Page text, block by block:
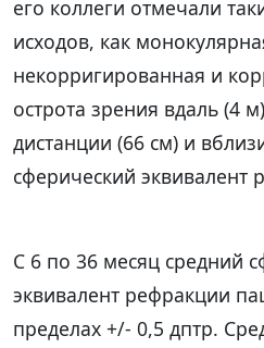
его коллеги отмечали
исходов, как
некорригированная и
острота зрения вдаль (4
дистанции (66 см) и
сферический эквивалент
С 6 по 36 месяц средний
эквивалент рефракции
пределах +/- 0,5 дптр.